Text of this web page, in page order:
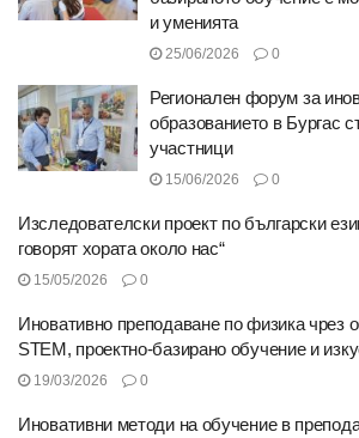
и уменията
25/06/2026 0
Регионален форум за
образованието в Бургас
участници
15/06/2026 0
Изследователски проект по български
говорят хората около нас“
15/05/2026 0
Иновативно преподаване по физика чрез
STEM, проектно-базирано обучение и
19/03/2026 0
Иновативни методи на обучение в